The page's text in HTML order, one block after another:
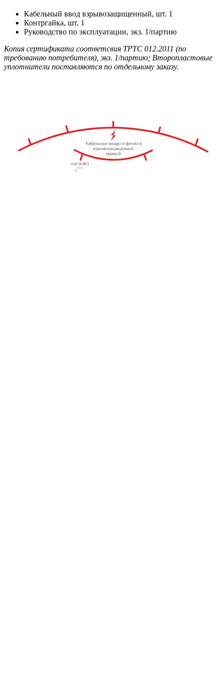
Кабельный ввод взрывозащищенный, шт. 1
Контргайка, шт. 1
Руководство по эксплуатации, экз. 1/партию
Копия сертификата соответсвия ТРТС 012.2011 (по
требованию потребителя), экз. 1/партию; Второпластовые
уплотнители поставляются по отдельному заказу.